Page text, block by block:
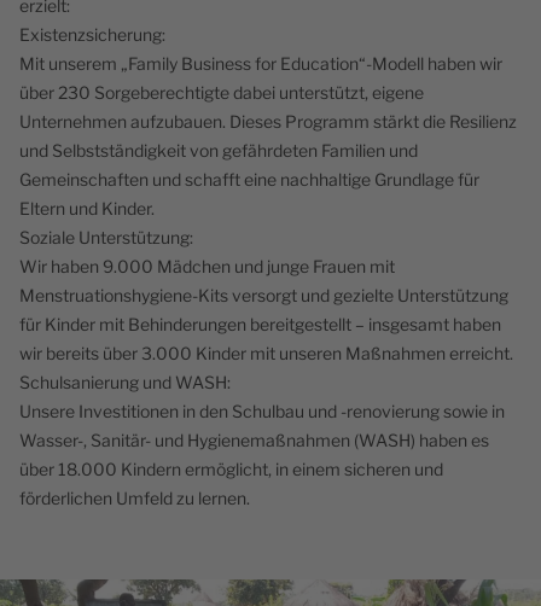
erzielt:
Existenzsicherung:
Mit unserem „Family Business for Education“-Modell haben wir
über 230 Sorgeberechtigte dabei unterstützt, eigene
Unternehmen aufzubauen. Dieses Programm stärkt die Resilienz
und Selbstständigkeit von gefährdeten Familien und
Gemeinschaften und schafft eine nachhaltige Grundlage für
Eltern und Kinder.
Soziale Unterstützung:
Wir haben 9.000 Mädchen und junge Frauen mit
Menstruationshygiene-Kits versorgt und gezielte Unterstützung
für Kinder mit Behinderungen bereitgestellt – insgesamt haben
wir bereits über 3.000 Kinder mit unseren Maßnahmen erreicht.
Schulsanierung und WASH:
Unsere Investitionen in den Schulbau und -renovierung sowie in
Wasser-, Sanitär- und Hygienemaßnahmen (WASH) haben es
über 18.000 Kindern ermöglicht, in einem sicheren und
förderlichen Umfeld zu lernen.